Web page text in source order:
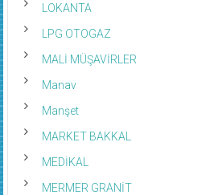
LOKANTA
LPG OTOGAZ
MALİ MÜŞAVİRLER
Manav
Manşet
MARKET BAKKAL
MEDİKAL
MERMER GRANİT